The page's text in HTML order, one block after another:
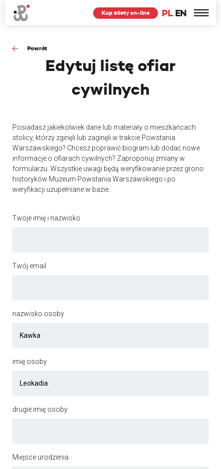
PL EN
Kup bilety on-line
Powrót
Edytuj listę ofiar
cywilnych
Posiadasz jakiekolwiek dane lub materiały o mieszkańcach
stolicy, którzy zginęli lub zaginęli w trakcie Powstania
Warszawskiego? Chcesz poprawić biogram lub dodać nowe
informacje o ofiarach cywilnych? Zaproponuj zmiany w
formularzu. Wszystkie uwagi będą weryfikowanie przez grono
historyków Muzeum Powstania Warszawskiego i po
weryfikacji uzupełniane w bazie.
Twoje imię i nazwisko
Twój email
nazwisko osoby
imię osoby
drugie imię osoby
Miejsce urodzenia